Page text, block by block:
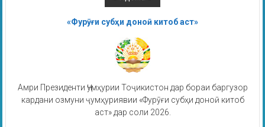
«Фурӯғи субҳи доноӣ китоб аст»
Амри Президенти Ҷумҳурии Тоҷикистон дар бораи баргузор
кардани озмуни ҷумҳуриявии «Фурӯғи субҳи доноӣ китоб
аст» дар соли 2026.